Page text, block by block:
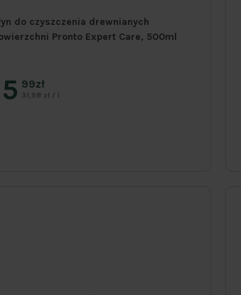
do czyszczenia drewnianych
Pronto Expert Care, 500ml
99zł
31,98 zł / l